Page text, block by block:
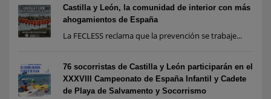
Castilla y León, la comunidad de interior con más
ahogamientos de España
La FECLESS reclama que la prevención se trabaje...
76 socorristas de Castilla y León participarán en el
XXXVIII Campeonato de España Infantil y Cadete
de Playa de Salvamento y Socorrismo